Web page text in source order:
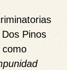
Pinos
como